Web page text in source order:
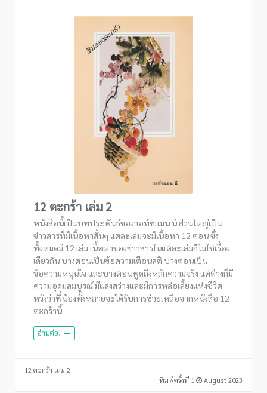
12 ตะกร้า เล่ม 2
หนังสือนี้เป็นบทประพันธ์ของวอท์ชแมน นี ส่วนใหญ่เป็น
ข่าวสารที่มีเนื้อหาสั้นๆ แต่ละเล่มจะมีเนื้อหา 12 ตอน ซึ่ง
ทั้งหมดมี 12 เล่ม เนื้อหาของข่าวสารในแต่ละเล่มก็ไม่ใช่เรื่อง
เดียวกัน บางตอนเป็นข้อความเตือนสติ บางตอนเป็น
ข้อความหนุนใจ และบางตอนพูดถึงหลักความจริง แต่ต่างก็มี
ความอุดมสมบูรณ์ มีแสงสว่างและมีการหล่อเลี้ยงแห่งชีวิต
หวังว่าพี่น้องทั้งหลายจะได้รับการช่วยเหลือจากหนังสือ 12
ตะกร้านี้
อ่านต่อ..
12 ตะกร้า เล่ม 2
พิมพ์ครั้งที่ 1
August 2023